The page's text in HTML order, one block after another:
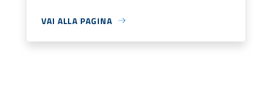
VAI ALLA PAGINA